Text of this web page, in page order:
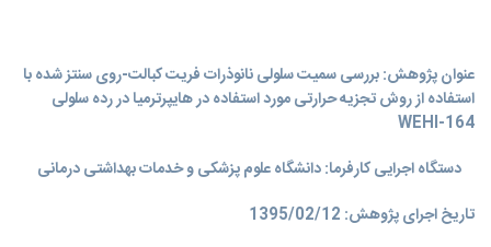
عنوان پژوهش: بررسی سمیت سلولی نانوذرات فریت کبالت-روی سنتز شده با
استفاده از روش تجزیه حرارتی مورد استفاده در هایپرترمیا در رده سلولی
WEHI-164
دستگاه اجرایی کارفرما: دانشگاه علوم پزشکی و خدمات بهداشتی درمانی
تاریخ اجرای پژوهش: 1395/02/12